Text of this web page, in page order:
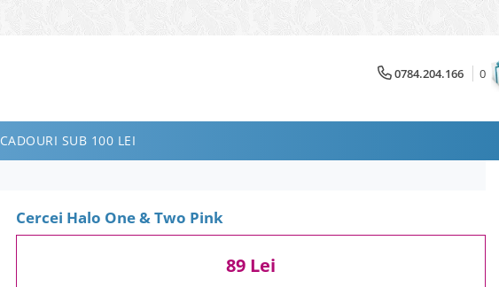
0784.204.166 0
CADOURI SUB 100 LEI
Cercei Halo One & Two Pink
89 Lei